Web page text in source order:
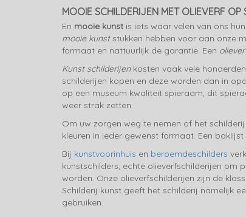
MOOIE SCHILDERIJEN MET OLIEVERF OP
En mooie kunst is iets waar velen van ons
mooie kunststukken hebben voor aan onze
formaat en nattuurlijk de garantie. Een
Kunst schilderijenkosten vaak vele
schilderijen kopen en deze worden dan in
op een museum kwaliteit spieraam, dit
weer strak zetten.
Om uw zorgen weg te nemen of het
kleuren in ieder gewenst formaat. Een
Bij kunstvoorinhuis en beroemdeschilders
kunstschilders; echte olieverfschilderijen om
worden. Onze olieverfschilderijen zijn de
Schilderij kunst geeft het schilderij namelijk
gebruiken.